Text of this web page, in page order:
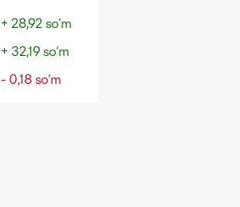
+ 28,92 so‘m
+ 32,19 so‘m
- 0,18 so‘m